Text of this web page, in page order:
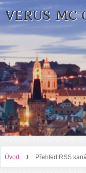
VERUS MC
Úvod › Přehled RSS